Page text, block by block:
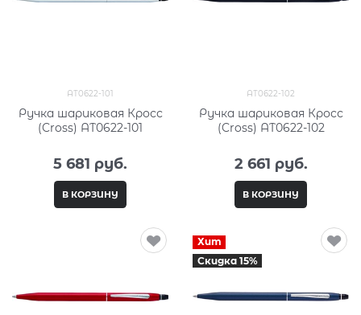
AT0622-101
Ручка шариковая Кросс
(Cross) AT0622-101
5 681 руб.
В КОРЗИНУ
AT0622-102
Ручка шариковая Кросс
(Cross) AT0622-102
2 661 руб.
В КОРЗИНУ
Хит
Скидка 15%